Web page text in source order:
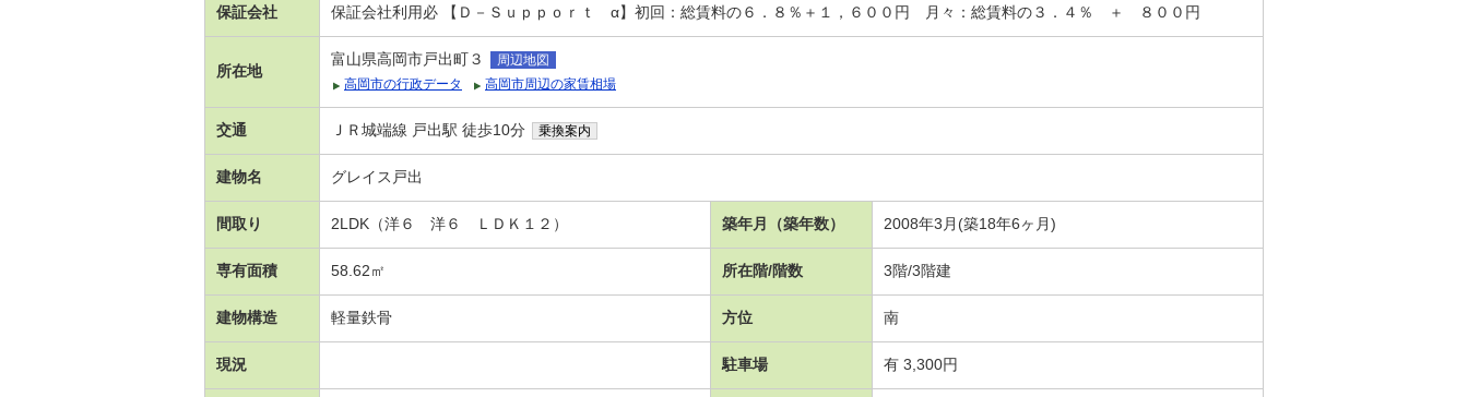
保証会社 保証会社利用必 【Ｄ－Ｓｕｐｐｏｒｔ α】初回：総賃料の６．８％＋１，６００円 月々：総賃料の３．４％ ＋ ８００円
所在地
富山県高岡市戸出町３
周辺地図
高岡市の行政データ
高岡市周辺の家賃相場
交通 ＪＲ城端線 戸出駅 徒歩10分 乗換案内
建物名 グレイス戸出
間取り 2LDK（洋６ 洋６ ＬＤＫ１２） 築年月（築年数） 2008年3月(築18年6ヶ月)
専有面積 58.62㎡ 所在階/階数 3階/3階建
建物構造 軽量鉄骨 方位 南
現況 駐車場 有 3,300円